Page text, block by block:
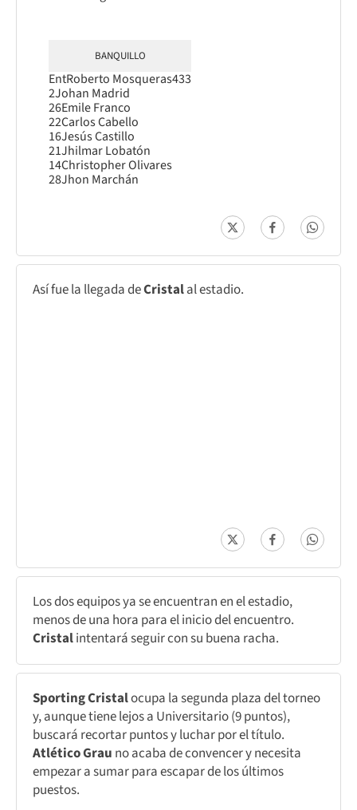
BANQUILLO
EntRoberto Mosqueras433
2Johan Madrid
26Emile Franco
22Carlos Cabello
16Jesús Castillo
21Jhilmar Lobatón
14Christopher Olivares
28Jhon Marchán
Así fue la llegada deCristalal estadio.
Los dos equipos ya se encuentran en el estadio,
menos de una hora para el inicio del encuentro.
Cristalintentará seguir con su buena racha.
Sporting Cristalocupa la segunda plaza del torneo
y, aunque tiene lejos a Universitario (9 puntos),
buscará recortar puntos y luchar por el título.
Atlético Grau no acaba de convencer y necesita
empezar a sumar para escapar de los últimos
puestos.